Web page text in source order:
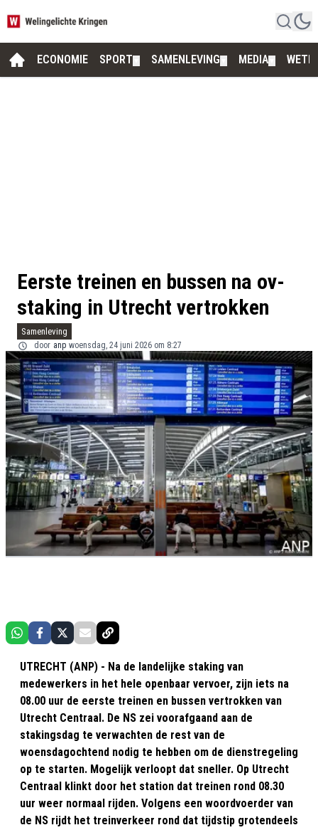
ECONOMIE SPORT SAMENLEVING MEDIA
Eerste treinen en bussen na ov-
staking in Utrecht vertrokken
Samenleving
door anp woensdag, 24 juni 2026 om 8:27
UTRECHT (ANP) - Na de landelijke staking van
medewerkers in het hele openbaar vervoer, zijn iets na
08.00 uur de eerste treinen en bussen vertrokken van
Utrecht Centraal. De NS zei voorafgaand aan de
stakingsdag te verwachten de rest van de
woensdagochtend nodig te hebben om de dienstregeling
op te starten. Mogelijk verloopt dat sneller. Op Utrecht
Centraal klinkt door het station dat treinen rond 08.30
uur weer normaal rijden. Volgens een woordvoerder van
de NS rijdt het treinverkeer rond dat tijdstip grotendeels